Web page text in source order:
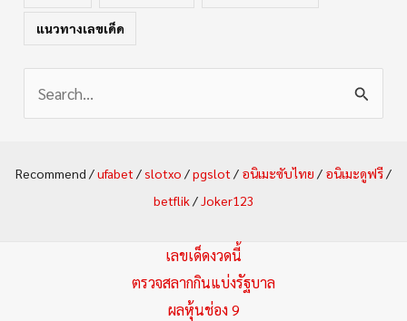
แนวทางเลขเด็ด
Recommend /ufabet /slotxo /pgslot / อนิเมะซับไทย / อนิเมะดูฟรี/
betflik/Joker123
เลขเด็ดงวดนี้
ตรวจสลากกินแบ่งรัฐบาล
ผลหุ้นช่อง 9